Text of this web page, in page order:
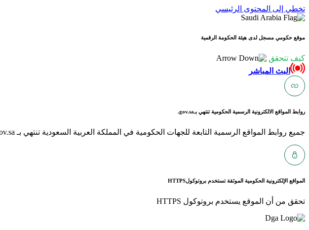
تخطي إلى المحتوى الرئيسي
موقع حكومي مسجل لدى هيئة الحكومة الرقمية
كيف تتحقق
البث المباشر
روابط المواقع الالكترونية الرسمية الحكومية تنتهي بـgov.sa.
جميع روابط المواقع الرسمية التابعة للجهات الحكومية في المملكة العربية السعودية تنتهي بـ gov.sa
المواقع الإلكترونية الحكومية الموثقة تستخدم بروتوكولHTTPS
تحقق من أن الموقع يستخدم بروتوكول HTTPS